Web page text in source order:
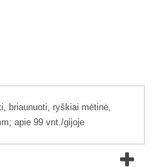
briaunuoti, ryškiai mėtinė,
apie 99 vnt./gijoje